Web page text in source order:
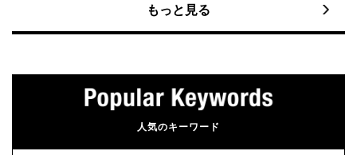
もっと見る
人気のキーワード